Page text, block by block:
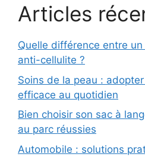
Articles
Quelle différence entre
anti-cellulite ?
Soins de la peau :
efficace au quotidien
Bien choisir son sac à
au parc réussies
Automobile : solutions